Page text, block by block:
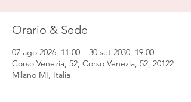
Orario & Sede
07 ago 2026, 11:00 – 30 set 2030, 19:00
Corso Venezia, 52, Corso Venezia, 52, 20122
Milano MI, Italia